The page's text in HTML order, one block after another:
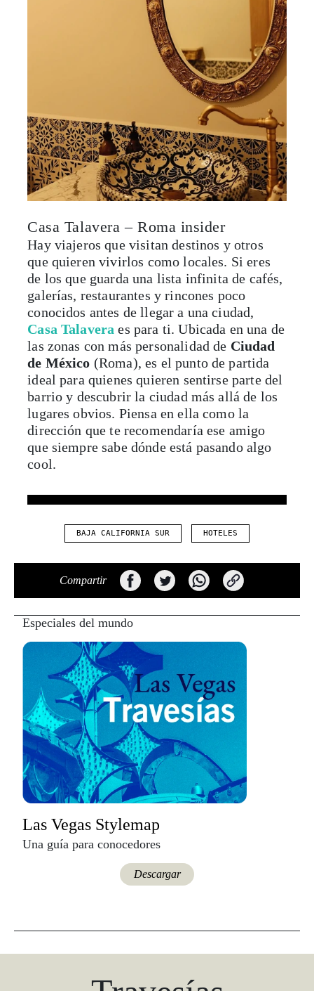
Casa Talavera – Roma insider
Hay viajeros que visitan destinos y otros
que quieren vivirlos como locales. Si eres
de los que guarda una lista infinita de cafés,
galerías, restaurantes y rincones poco
conocidos antes de llegar a una ciudad,
Casa Talavera es para ti. Ubicada en una de
las zonas con más personalidad de Ciudad
de México (Roma), es el punto de partida
ideal para quienes quieren sentirse parte del
barrio y descubrir la ciudad más allá de los
lugares obvios. Piensa en ella como la
dirección que te recomendaría ese amigo
que siempre sabe dónde está pasando algo
cool.
BAJA CALIFORNIA SUR HOTELES
Compartir
Especiales del mundo
Las Vegas Stylemap
Una guía para conocedores
Descargar